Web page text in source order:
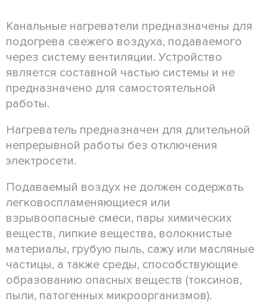
Канальные нагреватели предназначены для
подогрева свежего воздуха, подаваемого
через систему вентиляции. Устройство
является составной частью системы и не
предназначено для самостоятельной
работы.
Нагреватель предназначен для длительной
непрерывной работы без отключения
электросети.
Подаваемый воздух не должен содержать
легковоспламеняющиеся или
взрывоопасные смеси, пары химических
веществ, липкие вещества, волокнистые
материалы, грубую пыль, сажу или масляные
частицы, а также среды, способствующие
образованию опасных веществ (токсинов,
пыли, патогенных микроорганизмов).